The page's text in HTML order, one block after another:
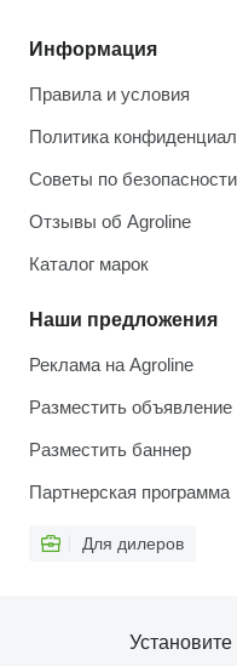
Информация
Правила и условия
Политика
Советы по безопасности
Отзывы об Agroline
Каталог марок
Наши предложения
Реклама на Agroline
Разместить объявление
Разместить баннер
Партнерская программа
Для дилеров